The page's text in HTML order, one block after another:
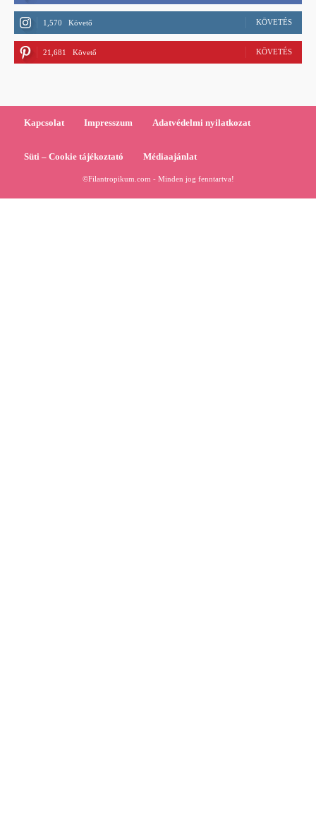
1,570 Követő KÖVETÉS
21,681 Követő KÖVETÉS
Kapcsolat Impresszum Adatvédelmi nyilatkozat
Süti – Cookie tájékoztató Médiaajánlat
©Filantropikum.com - Minden jog fenntartva!